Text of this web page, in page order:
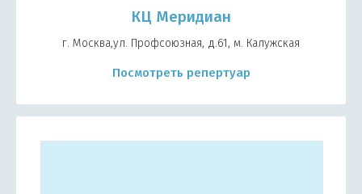
КЦ Меридиан
г. Москва,ул. Профсоюзная, д.61, м. Калужская
Посмотреть репертуар